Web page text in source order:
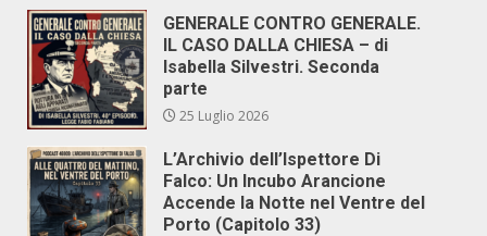
GENERALE CONTRO GENERALE.
IL CASO DALLA CHIESA – di
Isabella Silvestri. Seconda
parte
25 Luglio 2026
L’Archivio dell’Ispettore Di
Falco: Un Incubo Arancione
Accende la Notte nel Ventre del
Porto (Capitolo 33)